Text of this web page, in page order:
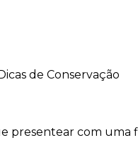
de Conservação
presentear com uma